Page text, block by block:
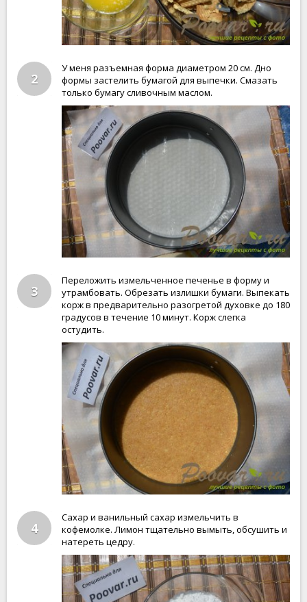
2
У меня разъемная форма диаметром 20 см. Дно
формы застелить бумагой для выпечки. Смазать
только бумагу сливочным маслом.
3
Переложить измельченное печенье в форму и
утрамбовать. Обрезать излишки бумаги. Выпекать
корж в предварительно разогретой духовке до 180
градусов в течение 10 минут. Корж слегка
остудить.
4
Сахар и ванильный сахар измельчить в
кофемолке. Лимон тщательно вымыть, обсушить и
натереть цедру.